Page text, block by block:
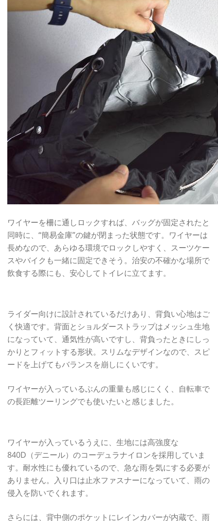
ワイヤーを柵に通しロックすれば、バッグが固定されたと
同時に、“簡易金庫”の鍵が閉まった状態です。ワイヤーは
長めなので、あらゆる環境でロックしやすく、スーツケー
スやバイクも一緒に固定できそう。治安の不確かな場所で
飲食する際にも、安心してトイレに立てます。
ライダー向けに設計されているだけあり、背負い心地はご
く快適です。背面とショルダーストラップはメッシュ生地
になっていて、通気性が高いですし、背負ったときにしっ
かりとフィットする形状。スリムなデザインなので、スピ
ードを上げてもバランスを崩しにくいです。
ワイヤーが入っているぶんの重量も感じにくく、自転車で
の長距離ツーリングでも使いたいと感じました。
ワイヤーが入っているうえに、生地には高強度な
840D（デニール）のコーデュラナイロンを採用していま
す。耐水性にも優れているので、急な雨を気にする必要が
ありません。入り口は止水ファスナーになっていて、雨の
侵入を防いでくれます。
さらには、背中側のポケットにレインカバーが内蔵で、雨